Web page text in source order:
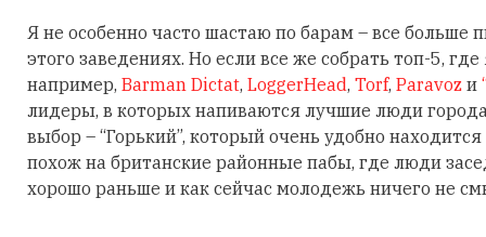
Я не особенно часто шастаю по барам – все
этого заведениях. Но если все же собрать топ-5,
например, Barman Dictat, LoggerНead, Torf, Paravoz и
лидеры, в которых напиваются лучшие люди
выбор – “Горький”, который очень удобно
похож на британские районные пабы, где люди
хорошо раньше и как сейчас молодежь ничего не